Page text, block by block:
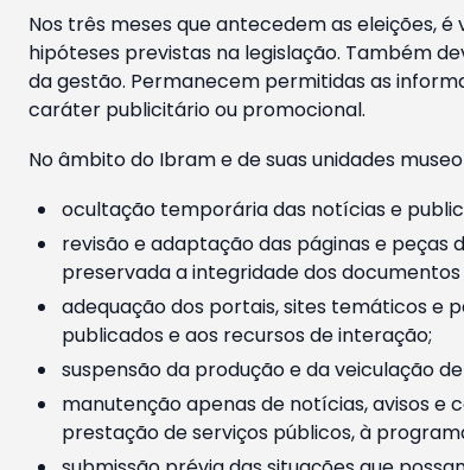
Nos três meses que antecedem as eleições,
hipóteses previstas na legislação. Também
da gestão. Permanecem permitidas as
caráter publicitário ou promocional.
No âmbito do Ibram e de suas unidades
ocultação temporária das notícias e
revisão e adaptação das páginas e peças
preservada a integridade dos
adequação dos portais, sites temáticos e
publicados e aos recursos de interação;
suspensão da produção e da veiculação
manutenção apenas de notícias, avisos e
prestação de serviços públicos, à